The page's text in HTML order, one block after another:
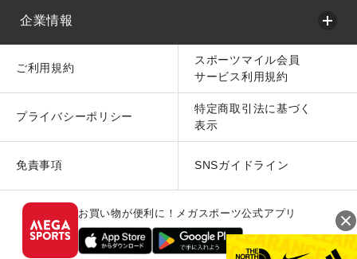
企業情報
ご利用規約
スポーツマイル会員
サービス利用規約
プライバシーポリシー
特定商取引法に基づく
表示
免責事項 SNSガイドライン
お買い物が便利に！メガスポーツ公式アプリ